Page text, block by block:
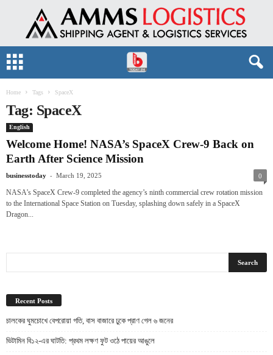
Home Tags SpaceX
Tag: SpaceX
English
Welcome Home! NASA’s SpaceX Crew-9 Back on
Earth After Science Mission
businesstoday - March 19, 2025 0
NASA’s SpaceX Crew-9 completed the agency’s ninth commercial crew rotation mission
to the International Space Station on Tuesday, splashing down safely in a SpaceX
Dragon...
Recent Posts
চালকের ঘুমচোখে বেপরোয়া গতি, বাস বাজারে ঢুকে প্রাণ গেল ৬ জনের
ভিটামিন বি১২-এর ঘাটতি: প্রথম লক্ষণ ফুট ওঠে পায়ের আঙুলে